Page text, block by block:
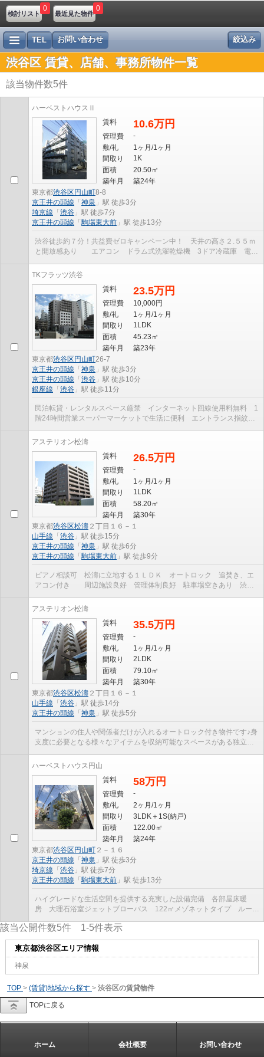
検討リスト
0
最近見た物件
0
絞込み
TEL お問い合わせ
渋谷区 賃貸、店舗、事務所物件一覧
該当物件数5件
ハーベストハウスⅡ
賃料
10.6万円
管理費
-
敷/礼
1ヶ月/1ヶ月
間取り
1K
面積
20.50㎡
築年月
築24年
東京都渋谷区 円山町8-8
京王井の頭線 「 神泉 」駅 徒歩3分
埼京線 「 渋谷 」駅 徒歩7分
京王井の頭線 「駒場東大前 」駅 徒歩13分
渋谷徒歩約７分！共益費ゼロキャンペーン中！ 天井の高さ２.５５ｍ
と開放感あり エアコン ドラム式洗濯乾燥機 3ドア冷蔵庫 電子
TKフラッツ渋谷
賃料
23.5万円
管理費
10,000円
敷/礼
1ヶ月/1ヶ月
間取り
1LDK
面積
45.23㎡
築年月
築23年
東京都渋谷区 円山町26-7
京王井の頭線 「 神泉 」駅 徒歩3分
京王井の頭線 「 渋谷 」駅 徒歩10分
銀座線 「 渋谷 」駅 徒歩11分
民泊転貸・レンタルスペース厳禁 インターネット回線使用料無料 1
階24時間営業スーパーマーケットで生活に便利 エントランス指紋照
アステリオン松濤
賃料
26.5万円
管理費
-
敷/礼
1ヶ月/1ヶ月
間取り
1LDK
面積
58.20㎡
築年月
築30年
東京都渋谷区松濤 ２丁目１６－１
山手線 「 渋谷 」駅 徒歩15分
京王井の頭線 「 神泉 」駅 徒歩6分
京王井の頭線 「駒場東大前 」駅 徒歩9分
ピアノ相談可 松濤に立地する１ＬＤＫ オートロック 追焚き、エ
アコン付き 周辺施設良好 管理体制良好 駐車場空きあり 渋谷
アステリオン松濤
賃料
35.5万円
管理費
-
敷/礼
1ヶ月/1ヶ月
間取り
2LDK
面積
79.10㎡
築年月
築30年
東京都渋谷区松濤 ２丁目１６－１
山手線 「 渋谷 」駅 徒歩14分
京王井の頭線 「 神泉 」駅 徒歩5分
マンションの住人や関係者だけが入れるオートロック付き物件です♪身
支度に必要となる様々なアイテムを収納可能なスペースがある独立洗
ハーベストハウス円山
賃料
58万円
管理費
-
敷/礼
2ヶ月/1ヶ月
間取り
3LDK＋1S(納戸)
面積
122.00㎡
築年月
築24年
東京都渋谷区 円山町 ２－１６
京王井の頭線 「 神泉 」駅 徒歩3分
埼京線 「 渋谷 」駅 徒歩7分
京王井の頭線 「駒場東大前 」駅 徒歩13分
ハイグレードな生活空間を提供する充実した設備完備 各部屋床暖
房 大理石浴室ジェットブローバス 122㎡メゾネットタイプ ルーフ
該当公開件数5件 1-5件表示
東京都渋谷区エリア情報
神泉
TOP > (賃貸)地域から探す > 渋谷区の賃貸物件
TOPに戻る
ホーム 会社概要 お問い合わせ